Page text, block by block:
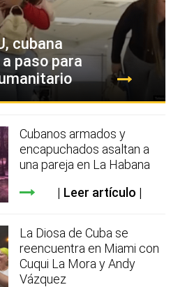
cubana
paso para
Cubanos armados y
encapuchados asaltan a
una pareja en La Habana
Leer artículo
La Diosa de Cuba se
reencuentra en Miami con
Cuqui La Mora y Andy
Vázquez